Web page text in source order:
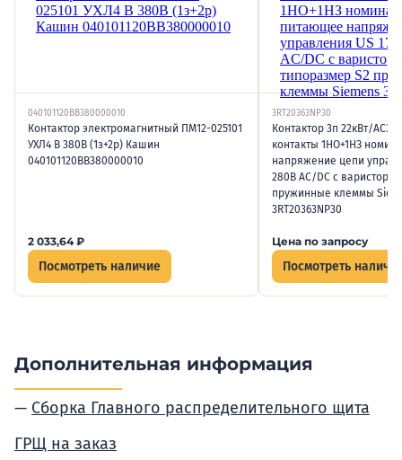
040101120ВВ380000010
Контактор электромагнитный ПМ12-025101
УХЛ4 В 380В (1з+2р) Кашин
040101120ВВ380000010
2 033,64₽
Посмотреть наличие
3RT20363NP30
Контактор 3п 22кВт/АС3/
контакты 1НО+1НЗ
напряжение цепи
280В AC/DC с
пружинные клеммы
3RT20363NP30
Цена по запросу
Посмотреть
Дополнительная информация
Сборка Главного распределительного щита
ГРЩ на заказ